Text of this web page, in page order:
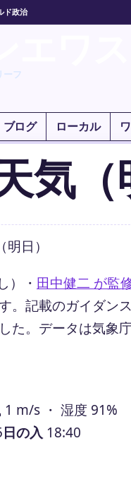
ド政治
ーフ
ブログ ローカル
気（
日）
） ・ 田中健二 が監
。記載のガイダン
た。データは気
1 m/s ・ 湿度 91%
日の入 18:40